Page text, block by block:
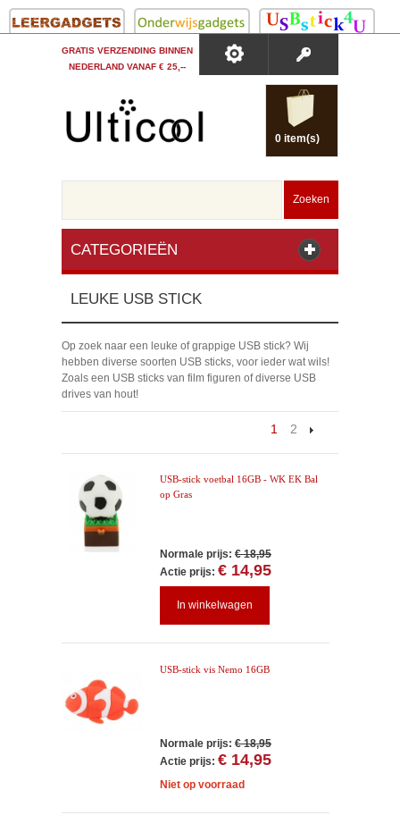
GRATIS VERZENDING BINNEN
NEDERLAND VANAF € 25,--
0 item(s)
Zoeken
CATEGORIEËN
LEUKE USB STICK
Op zoek naar een leuke of grappige USB stick? Wij
hebben diverse soorten USB sticks, voor ieder wat wils!
Zoals een USB sticks van film figuren of diverse USB
drives van hout!
1 2
USB-stick voetbal 16GB - WK EK Bal
op Gras
Normale prijs: € 18,95
Actie prijs: € 14,95
In winkelwagen
USB-stick vis Nemo 16GB
Normale prijs: € 18,95
Actie prijs: € 14,95
Niet op voorraad